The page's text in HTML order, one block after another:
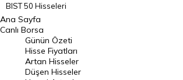
BIST 50 Hisseleri
BIST 100 Hisseleri
En Çok Artan Hisseler
En Çok Düşen Hisseler
Ana Sayfa
Canlı Borsa
Günün Özeti
Hisse Fiyatları
Artan Hisseler
Düşen Hisseler